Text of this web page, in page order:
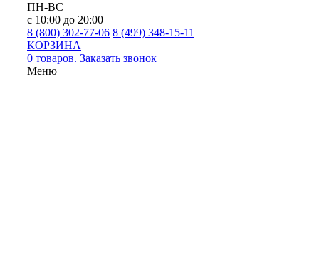
ПН-ВС
с 10:00 до 20:00
8 (800) 302-77-06 8 (499) 348-15-11
КОРЗИНА
0 товаров. Заказать звонок
Меню